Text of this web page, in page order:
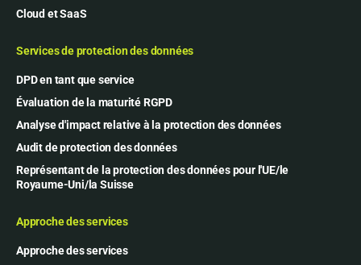
Cloud et SaaS
Services de protection des données
DPD en tant que service
Évaluation de la maturité RGPD
Analyse d'impact relative à la protection des données
Audit de protection des données
Représentant de la protection des données pour l'UE/le
Royaume-Uni/la Suisse
Approche des services
Approche des services